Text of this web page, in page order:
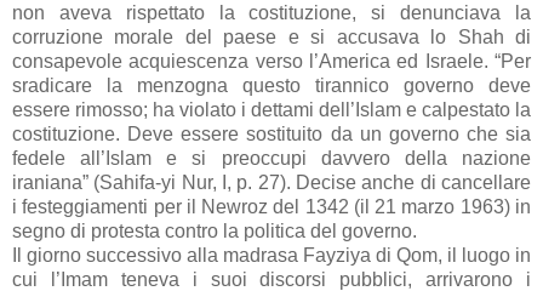
non aveva rispettato la costituzione, si denunciava la
corruzione morale del paese e si accusava lo Shah di
consapevole acquiescenza verso l’America ed Israele. “Per
sradicare la menzogna questo tirannico governo deve
essere rimosso; ha violato i dettami dell’Islam e calpestato la
costituzione. Deve essere sostituito da un governo che sia
fedele all’Islam e si preoccupi davvero della nazione
iraniana” (Sahifa-yi Nur, I, p. 27). Decise anche di cancellare
i festeggiamenti per il Newroz del 1342 (il 21 marzo 1963) in
segno di protesta contro la politica del governo.
Il giorno successivo alla madrasa Fayziya di Qom, il luogo in
cui l’Imam teneva i suoi discorsi pubblici, arrivarono i